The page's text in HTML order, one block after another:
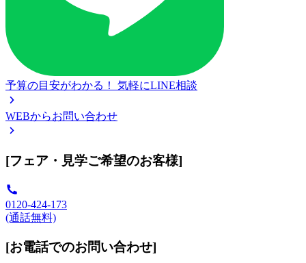
予算の目安がわかる！ 気軽にLINE相談
WEBからお問い合わせ
[フェア・見学ご希望のお客様]
0120-424-173
(通話無料)
[お電話でのお問い合わせ]